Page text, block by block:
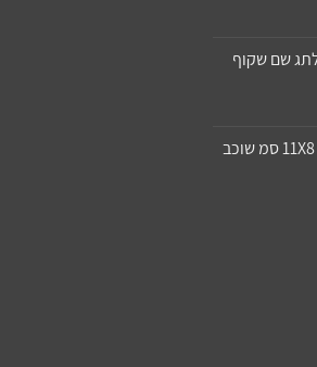
שם שקוף
תג פוליפרופילן 11X8 סמ שוכב